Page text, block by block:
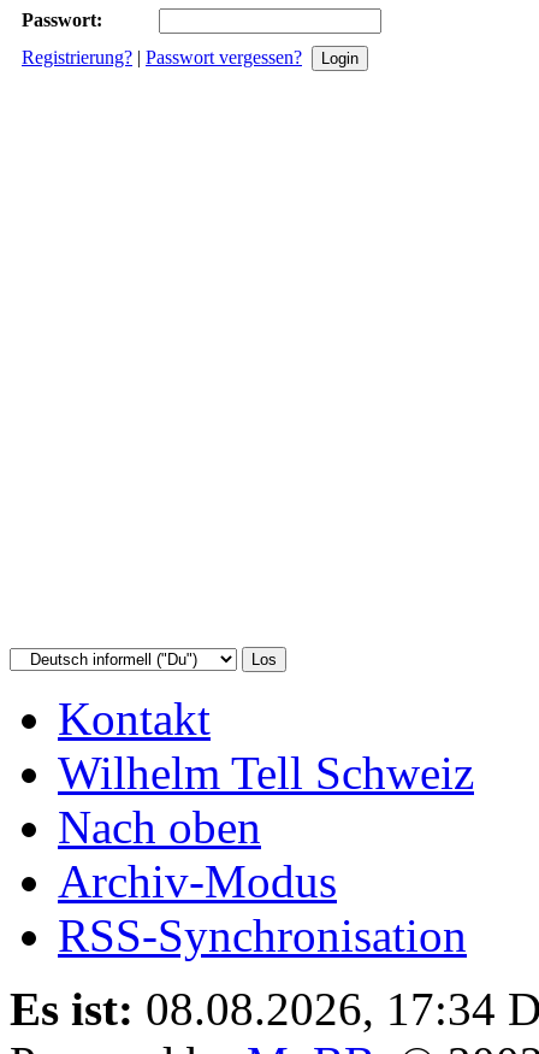
Passwort:
Registrierung? | Passwort vergessen?
Kontakt
Wilhelm Tell Schweiz
Nach oben
Archiv-Modus
RSS-Synchronisation
Es ist: 08.08.2026, 17:34